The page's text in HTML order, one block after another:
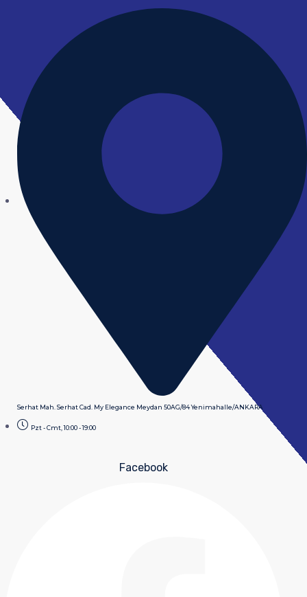
Serhat Mah. Serhat Cad. My Elegance Meydan 50AG/84 Yenimahalle/ANKARA
Pzt - Cmt, 10:00 - 19:00
Facebook